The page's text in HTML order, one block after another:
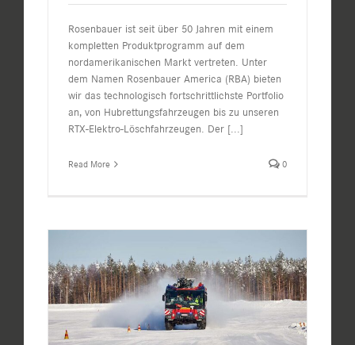
Rosenbauer ist seit über 50 Jahren mit einem
kompletten Produktprogramm auf dem
nordamerikanischen Markt vertreten. Unter
dem Namen Rosenbauer America (RBA) bieten
wir das technologisch fortschrittlichste Portfolio
an, von Hubrettungsfahrzeugen bis zu unseren
RTX-Elektro-Löschfahrzeugen. Der [...]
Read More 0